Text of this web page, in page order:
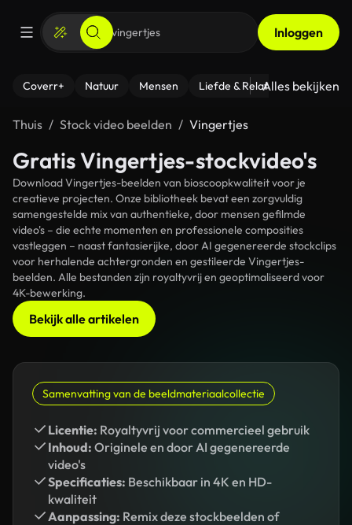
Inloggen
Coverr+ Natuur Mensen Liefde & Relaties - Fitness
Alles bekijken
Thuis Stock video beelden Vingertjes
Gratis Vingertjes-stockvideo's
Download Vingertjes-beelden van bioscoopkwaliteit voor je
creatieve projecten. Onze bibliotheek bevat een zorgvuldig
samengestelde mix van authentieke, door mensen gefilmde
video's – die echte momenten en professionele composities
vastleggen – naast fantasierijke, door AI gegenereerde stockclips
voor herhalende achtergronden en gestileerde Vingertjes-
beelden. Alle bestanden zijn royaltyvrij en geoptimaliseerd voor
4K-bewerking.
Bekijk alle artikelen
Samenvatting van de beeldmateriaalcollectie
Licentie: Royaltyvrij voor commercieel gebruik
Inhoud: Originele en door AI gegenereerde
video's
Specificaties: Beschikbaar in 4K en HD-
kwaliteit
Aanpassing: Remix deze stockbeelden of